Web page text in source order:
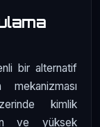
bir alternatif
kimlik
ve yüksek